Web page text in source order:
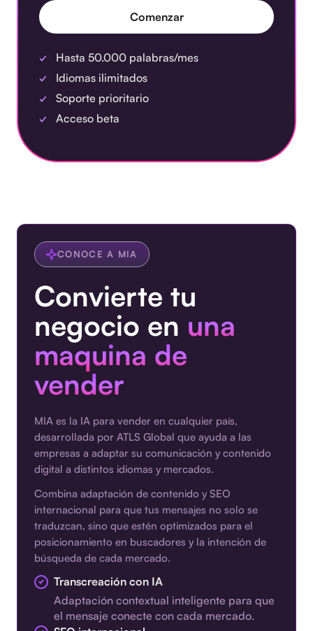
Comenzar
Hasta 50.000 palabras/mes
Idiomas ilimitados
Soporte prioritario
Acceso beta
CONOCE A MIA
Convierte tu
negocio en una
maquina de
vender
MIA es la IA para vender en cualquier país,
desarrollada por ATLS Global que ayuda a las
empresas a adaptar su comunicación y contenido
digital a distintos idiomas y mercados.
Combina adaptación de contenido y SEO
internacional para que tus mensajes no solo se
traduzcan, sino que estén optimizados para el
posicionamiento en buscadores y la intención de
búsqueda de cada mercado.
Transcreación con IA
Adaptación contextual inteligente para que
el mensaje conecte con cada mercado.